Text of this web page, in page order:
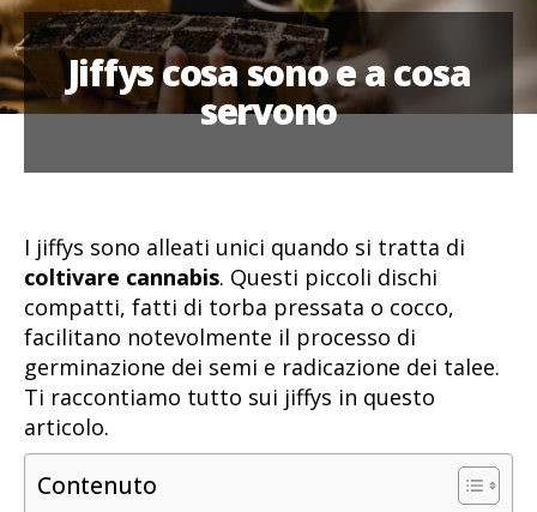
Jiffys cosa sono e a cosa
servono
I jiffys sono alleati unici quando si tratta di
coltivare cannabis. Questi piccoli dischi
compatti, fatti di torba pressata o cocco,
facilitano notevolmente il processo di
germinazione dei semi e radicazione dei talee.
Ti raccontiamo tutto sui jiffys in questo
articolo.
Contenuto